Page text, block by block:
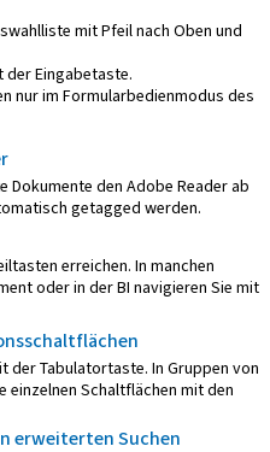
mit Pfeil nach Oben und
der Eingabetaste.
nur im Formularbedienmodus des
den Adobe Reader ab
getagged werden.
erreichen. In manchen
oder in der BI navigieren Sie mit
der Tabulatortaste. In Gruppen von
Schaltflächen mit den
erweiterten Suchen